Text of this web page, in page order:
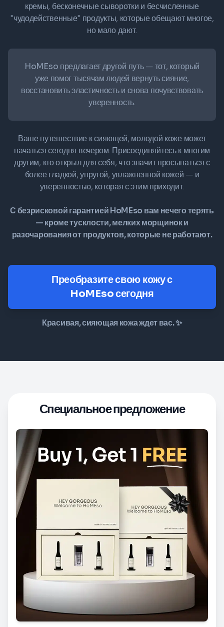
кремы, бесконечные сыворотки и бесчисленные
"чудодейственные" продукты, которые обещают многое,
но мало дают.
HoMEso предлагает другой путь— тот, который
уже помог тысячам людей вернуть сияние,
восстановить эластичность и снова почувствовать
уверенность.
Ваше путешествие к сияющей, молодой коже может
начаться сегодня вечером. Присоединяйтесь к многим
другим, кто открыл для себя, что значит просыпаться с
более гладкой, упругой, увлажненной кожей — и
уверенностью, которая с этим приходит.
С безрисковой гарантией HoMEso вам нечего терять
— кроме тусклости, мелких морщинок и
разочарования от продуктов, которые не работают.
Преобразите свою кожу с
HoMEso сегодня
Красивая, сияющая кожа ждет вас. ✨
Специальное предложение